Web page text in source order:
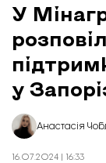
Новини
Відбудова
Ексклюзив
Бізнес
Шлях додому
Колонки
Про нас
Редакційна
У
у
Анастасія
16.07.2024 | 16:33